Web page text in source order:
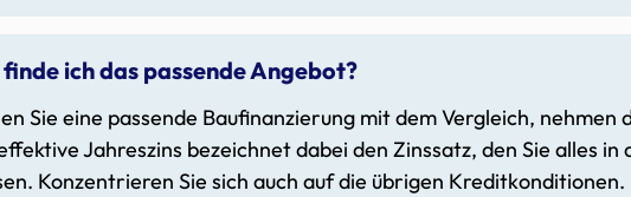
ich das passende Angebot?
Sie eine passende Baufinanzierung mit dem Vergleich, nehmen
Jahreszins bezeichnet dabei den Zinssatz, den Sie alles in
Konzentrieren Sie sich auch auf die übrigen